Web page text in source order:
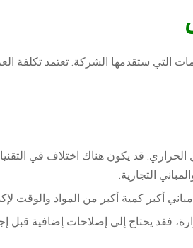
التي ستقدمها الشركة. تعتمد تكلفة
الحراري. قد يكون هناك اختلاف في
التجارية.
أكبر كمية أكبر من المواد والوقت
فقد يحتاج إلى إصلاحات إضافية قبل